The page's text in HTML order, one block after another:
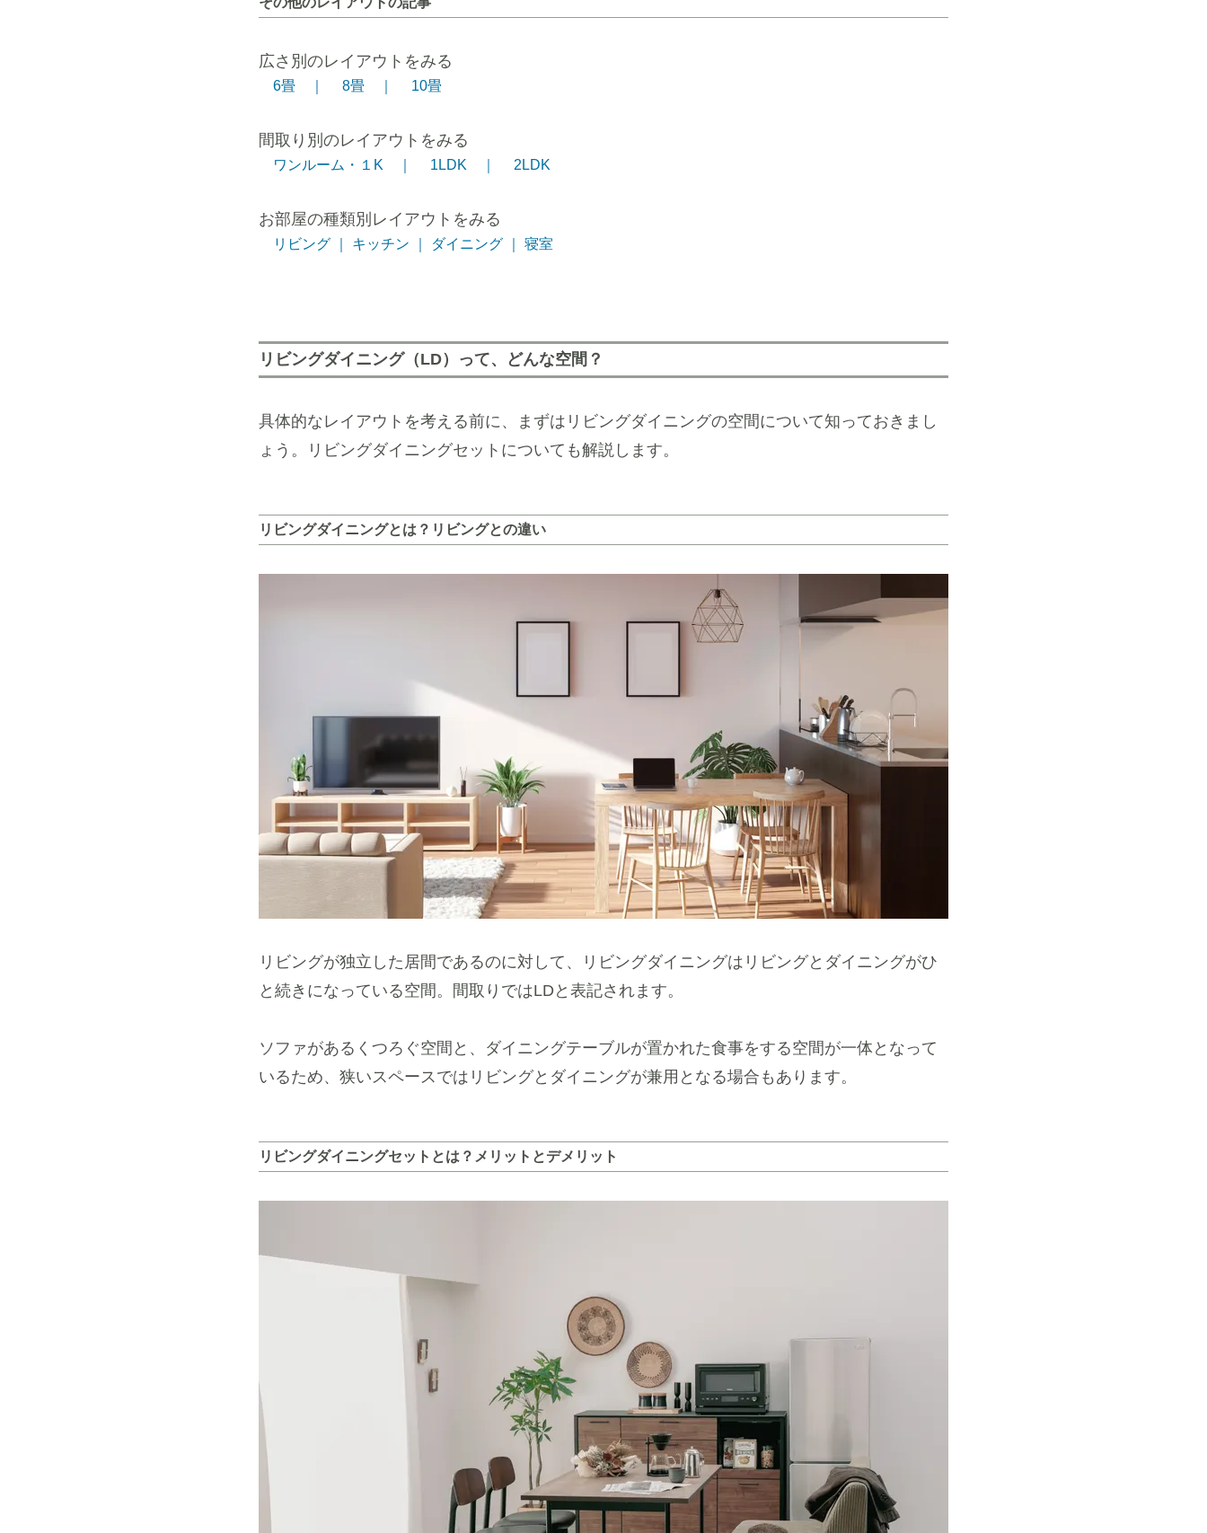
広さ別のレイアウトをみる
6畳 ｜ 8畳 ｜ 10畳
間取り別のレイアウトをみる
ワンルーム・１K ｜ 1LDK ｜ 2LDK
お部屋の種類別レイアウトをみる
リビング ｜ キッチン ｜ ダイニング ｜ 寝室
リビングダイニング（LD）って、どんな空間？
具体的なレイアウトを考える前に、まずはリビングダイニングの空間について知っておきまし
ょう。リビングダイニングセットについても解説します。
リビングダイニングとは？リビングとの違い
リビングが独立した居間であるのに対して、リビングダイニングはリビングとダイニングがひ
と続きになっている空間。間取りではLDと表記されます。
ソファがあるくつろぐ空間と、ダイニングテーブルが置かれた食事をする空間が一体となって
いるため、狭いスペースではリビングとダイニングが兼用となる場合もあります。
リビングダイニングセットとは？メリットとデメリット